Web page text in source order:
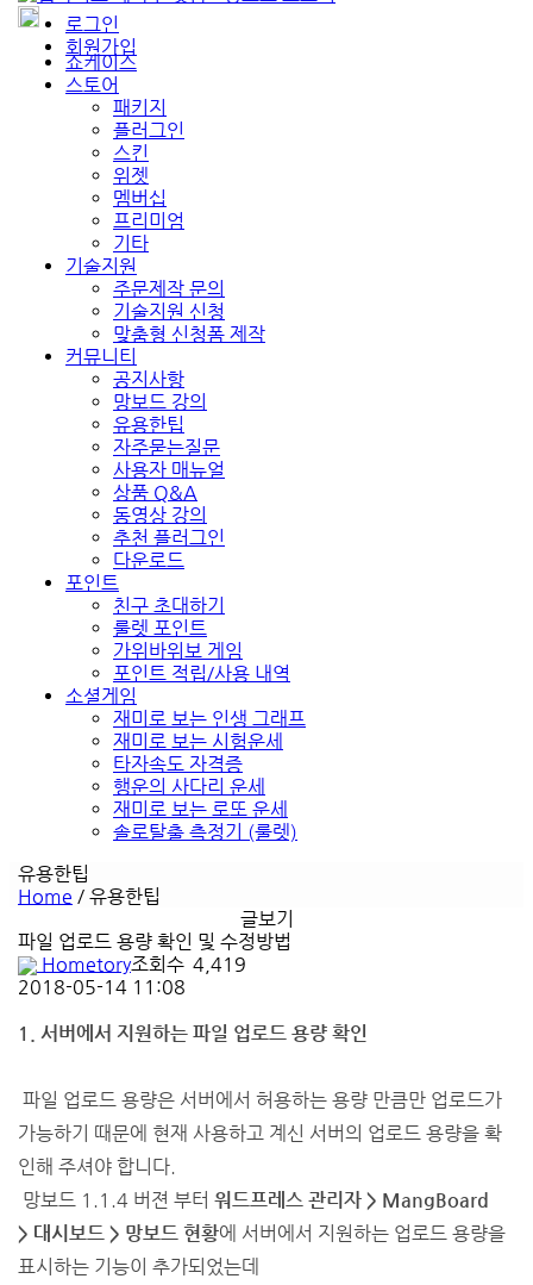
로그인
회원가입
쇼케이스
스토어
패키지
플러그인
스킨
위젯
멤버십
프리미엄
기타
기술지원
주문제작 문의
기술지원 신청
맞춤형 신청폼 제작
커뮤니티
공지사항
망보드 강의
유용한팁
자주묻는질문
사용자 매뉴얼
상품 Q&A
동영상 강의
추천 플러그인
다운로드
포인트
친구 초대하기
룰렛 포인트
가위바위보 게임
포인트 적립/사용 내역
소셜게임
재미로 보는 인생 그래프
재미로 보는 시험운세
타자속도 자격증
행운의 사다리 운세
재미로 보는 로또 운세
솔로탈출 측정기 (룰렛)
유용한팁
Home / 유용한팁
글보기
파일 업로드 용량 확인 및 수정방법
Hometory조회수 4,419
2018-05-14 11:08
1. 서버에서 지원하는 파일 업로드 용량 확인
파일 업로드 용량은 서버에서 허용하는 용량 만큼만 업로드가
가능하기 때문에 현재 사용하고 계신 서버의 업로드 용량을 확
인해 주셔야 합니다.
망보드 1.1.4 버젼 부터 워드프레스 관리자 > MangBoard
> 대시보드 > 망보드 현황에 서버에서 지원하는 업로드 용량을
표시하는 기능이 추가되었는데